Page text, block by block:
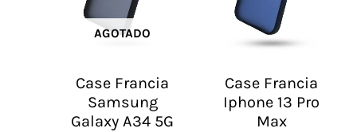
AGOTADO
Case Francia
Samsung
Galaxy A34 5G
Case Francia
Iphone 13 Pro
Max